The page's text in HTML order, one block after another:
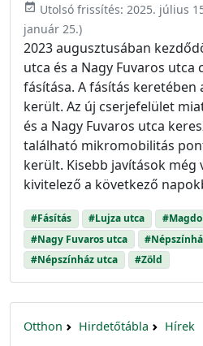
event_available Utolsó frissítés: 2025. július
január 25.)
2023 augusztusában
utca és a Nagy Fuvaros
fásítása. A fásítás keretében
került. Az új cserjefelület
és a Nagy Fuvaros utca
található mikromobilitás
került. Kisebb javítások még
kivitelező a következő
#Fásítás #Lujza utca
#Nagy Fuvaros utca
#Népszínház utca
#Zöld
Otthon Hirdetőtábla Hírek